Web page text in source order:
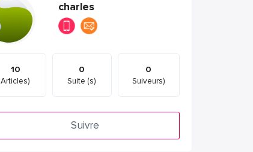
charles
10
Articles)
0
Suite (s)
0
Suiveurs)
Suivre